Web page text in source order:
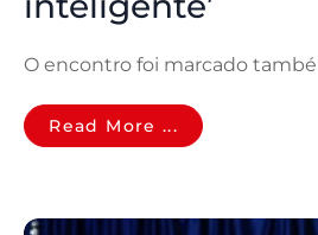
O encontro foi marcado
Read More ...